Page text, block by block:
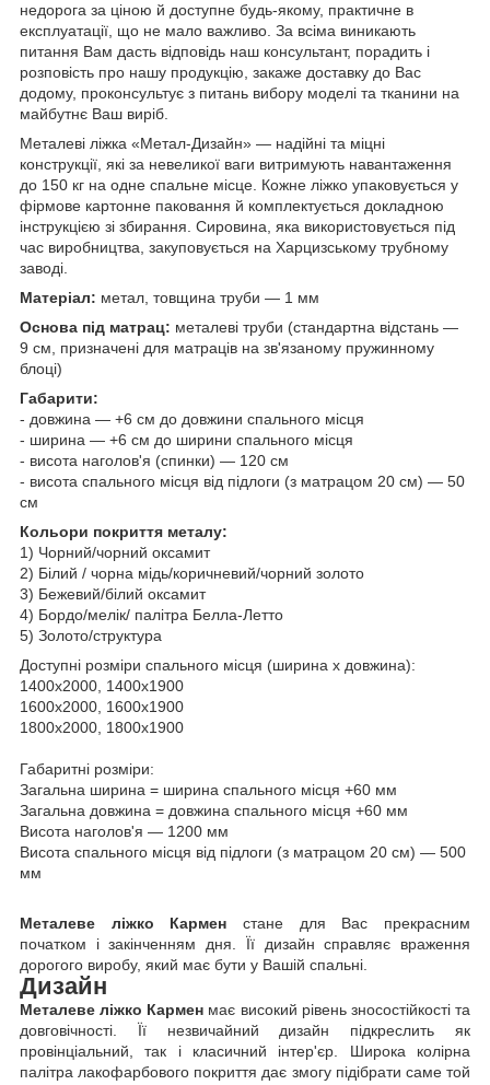
недорога за ціною й доступне будь-якому, практичне в
експлуатації, що не мало важливо. За всіма виникають
питання Вам дасть відповідь наш консультант, порадить і
розповість про нашу продукцію, закаже доставку до Вас
додому, проконсультує з питань вибору моделі та тканини на
майбутнє Ваш виріб.
Металеві ліжка «Метал-Дизайн» — надійні та міцні
конструкції, які за невеликої ваги витримують навантаження
до 150 кг на одне спальне місце. Кожне ліжко упаковується у
фірмове картонне паковання й комплектується докладною
інструкцією зі збирання. Сировина, яка використовується під
час виробництва, закуповується на Харцизському трубному
заводі.
Матеріал: метал, товщина труби — 1 мм
Основа під матрац: металеві труби (стандартна відстань —
9 см, призначені для матраців на зв'язаному пружинному
блоці)
Габарити:
- довжина — +6 см до довжини спального місця
- ширина — +6 см до ширини спального місця
- висота наголов'я (спинки) — 120 см
- висота спального місця від підлоги (з матрацом 20 см) — 50
см
Кольори покриття металу:
1) Чорний/чорний оксамит
2) Білий / чорна мідь/коричневий/чорний золото
3) Бежевий/білий оксамит
4) Бордо/мелік/ палітра Белла-Летто
5) Золото/структура
Доступні розміри спального місця (ширина х довжина):
1400х2000, 1400х1900
1600х2000, 1600х1900
1800х2000, 1800х1900
Габаритні розміри:
Загальна ширина = ширина спального місця +60 мм
Загальна довжина = довжина спального місця +60 мм
Висота наголов'я — 1200 мм
Висота спального місця від підлоги (з матрацом 20 см) — 500
мм
Металеве ліжко Кармен стане для Вас прекрасним
початком і закінченням дня. Її дизайн справляє враження
дорогого виробу, який має бути у Вашій спальні.
Дизайн
Металеве ліжко Кармен має високий рівень зносостійкості та
довговічності. Її незвичайний дизайн підкреслить як
провінціальний, так і класичний інтер'єр. Широка колірна
палітра лакофарбового покриття дає змогу підібрати саме той